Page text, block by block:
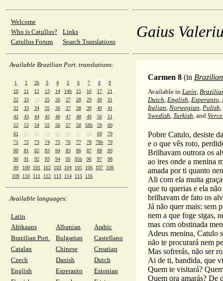
Welcome
Who is Catullus?
Links
Catullus Forum
Search Translations
Available Brazilian Port. translations:
1 2 2b 3 4 5 6 7 8
9
10
11 12 13 14 14b 15 16 17
21
22
23 24 25 26 27 28 29 30
31
32
33 34 35 36 37 38 39 40
41
42
43 44 45 46 47 48 49 50
51
52
53 54 55 56 57 58 58b 59
60
61
62 63 64 65 66 67 68 69
70
71
72 73 74 75 76 77 78 78b
79
80
81 82 83 84 85 86 87 88
89
90
91 92 93 94 95 95b 96 97
98
99
100 101 102 103 104 105 106 107
108
109
110 111 112 113 114 115 116
Available languages:
Latin
Afrikaans
Albanian
Arabic
Brazilian Port.
Bulgarian
Castellano
Catalan
Chinese
Croatian
Czech
Danish
Dutch
English
Esperanto
Estonian
Gaius
Carmen 8 (in
Available in Latin,
Dutch, English, Esperanto,
Italian, Norwegian, Polish,
Swedish, Turkish, and
Pobre Catulo, desiste
e o que vês roto,
Brilhavam outrora os
ao ires onde a menina
amada por ti quanto
Ali com ela muita
que tu querias e ela
brilhavam de fato os
Já não quer mais: sem
nem a que foge sigas,
mas com obstinada
Adeus menina, Catulo
não te procurará nem
Mas sofrerás, não ser
Ai de ti, bandida, que
Quem te visitará?
Quem ora amarás? De